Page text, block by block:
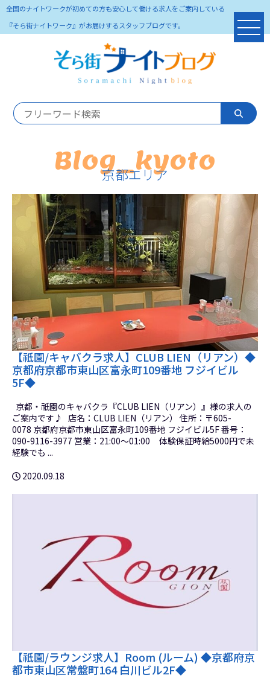
全国のナイトワークが初めての方も安心して働ける求人をご案内している
『そら街ナイトワーク』がお届けするスタッフブログです。
Blog_kyoto
京都エリア
【祇園/キャバクラ求人】CLUB LIEN（リアン）◆
京都府京都市東山区富永町109番地 フジイビル
5F◆
京都・祇園のキャバクラ『CLUB LIEN（リアン）』様の求人の
ご案内です♪ 店名：CLUB LIEN（リアン） 住所：〒605-
0078 京都府京都市東山区富永町109番地 フジイビル5F 番号：
090-9116-3977 営業：21:00～01:00 体験保証時給5000円で未
経験でも ...
2020.09.18
【祇園/ラウンジ求人】Room (ルーム) ◆京都府京
都市東山区常盤町164 白川ビル2F◆